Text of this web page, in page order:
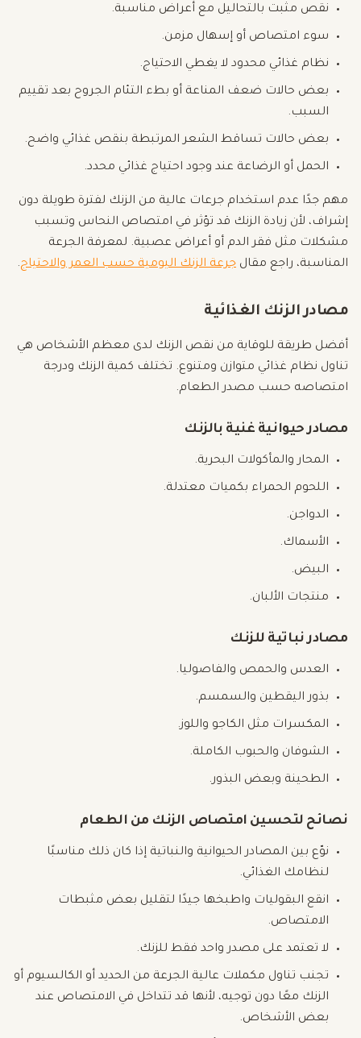
نقص مثبت بالتحاليل مع أعراض مناسبة.
سوء امتصاص أو إسهال مزمن.
نظام غذائي محدود لا يغطي الاحتياج.
بعض حالات ضعف المناعة أو بطء التئام الجروح بعد تقييم
السبب.
بعض حالات تساقط الشعر المرتبطة بنقص غذائي واضح.
الحمل أو الرضاعة عند وجود احتياج غذائي محدد.
مهم جدًا عدم استخدام جرعات عالية من الزنك لفترة طويلة دون
إشراف، لأن زيادة الزنك قد تؤثر في امتصاص النحاس وتسبب
مشكلات مثل فقر الدم أو أعراض عصبية. لمعرفة الجرعة
المناسبة، راجع مقال جرعة الزنك اليومية حسب العمر والاحتياج.
مصادر الزنك الغذائية
أفضل طريقة للوقاية من نقص الزنك لدى معظم الأشخاص هي
تناول نظام غذائي متوازن ومتنوع. تختلف كمية الزنك ودرجة
امتصاصه حسب مصدر الطعام.
مصادر حيوانية غنية بالزنك
المحار والمأكولات البحرية.
اللحوم الحمراء بكميات معتدلة.
الدواجن.
الأسماك.
البيض.
منتجات الألبان.
مصادر نباتية للزنك
العدس والحمص والفاصوليا.
بذور اليقطين والسمسم.
المكسرات مثل الكاجو واللوز.
الشوفان والحبوب الكاملة.
الطحينة وبعض البذور.
نصائح لتحسين امتصاص الزنك من الطعام
نوّع بين المصادر الحيوانية والنباتية إذا كان ذلك مناسبًا
لنظامك الغذائي.
انقع البقوليات واطبخها جيدًا لتقليل بعض مثبطات
الامتصاص.
لا تعتمد على مصدر واحد فقط للزنك.
تجنب تناول مكملات عالية الجرعة من الحديد أو الكالسيوم أو
الزنك معًا دون توجيه، لأنها قد تتداخل في الامتصاص عند
بعض الأشخاص.